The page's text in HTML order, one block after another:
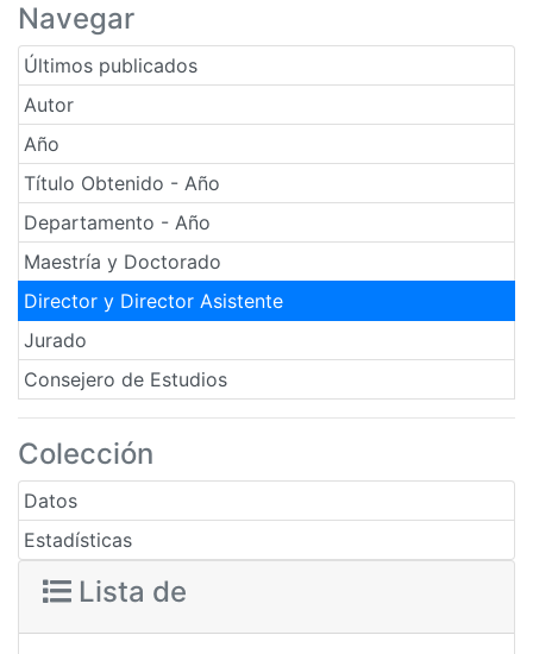
Navegar
Últimos publicados
Autor
Año
Título Obtenido - Año
Departamento - Año
Maestría y Doctorado
Director y Director Asistente
Jurado
Consejero de Estudios
Colección
Datos
Estadísticas
Lista de